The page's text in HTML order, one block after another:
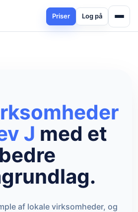
Priser Log på
J med et
bedre
af lokale virksomheder, og